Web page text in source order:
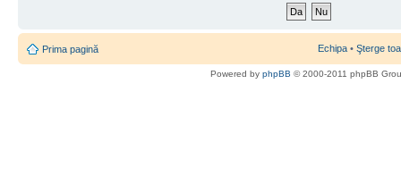
Prima pagină Echipa • Şterge
Powered by phpBB © 2000-2011 phpBB